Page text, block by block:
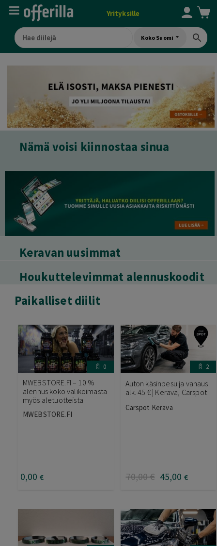
Yrityksille
Koko Suomi
Nämä voisi kiinnostaa sinua
Keravan uusimmat
Houkuttelevimmat alennuskoodit
Paikalliset diilit
0
MWEBSTORE.FI – 10 %
alennus koko valikoimasta
myös aletuotteista
MWEBSTORE.FI
0,00 €
2
Auton käsinpesu ja vahaus
alk. 45 € | Kerava, Carspot
Carspot Kerava
70,00€ 45,00 €